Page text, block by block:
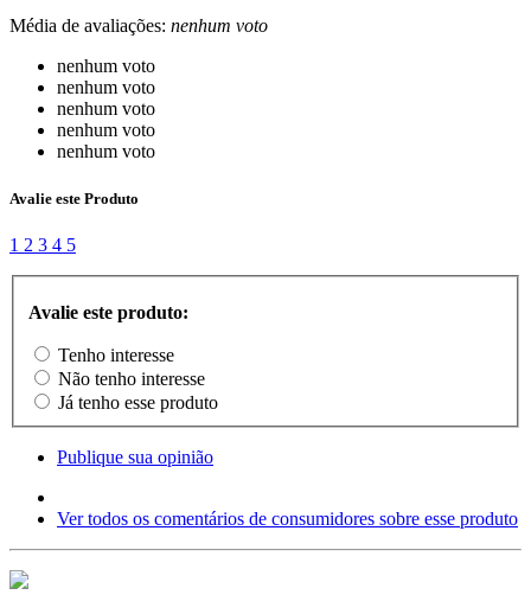
Média de avaliações: nenhum voto
nenhum voto
nenhum voto
nenhum voto
nenhum voto
nenhum voto
Avalie este Produto
1 2 3 4 5
Avalie este produto:
Tenho interesse
Não tenho interesse
Já tenho esse produto
Publique sua opinião
Ver todos os comentários de consumidores sobre esse produto